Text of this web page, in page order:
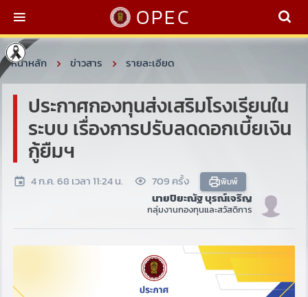
OPEC
หน้าหลัก ข่าวสาร รายละเอียด
ประกาศกองทุนส่งเสริมโรงเรียนใน
ระบบ เรื่องการปรับลดดอกเบี้ยเงิน
กู้ยืมฯ
4 ก.ค. 68 เวลา 11:24 น. 709 ครั้ง พิมพ์
นายปิยะณัฐ บุรณ์เจริญ
กลุ่มงานกองทุนและสวัสดิการ